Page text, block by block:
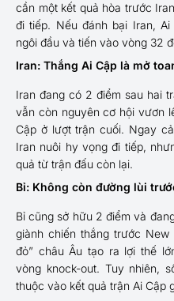
cần một kết quả hòa trước
đi tiếp. Nếu đánh bại Iran,
ngôi đầu và tiến vào vòng 32
Iran: Thắng Ai Cập là mở
Iran đang có 2 điểm sau hai
vẫn còn nguyên cơ hội vươn
Cập ở lượt trận cuối. Ngay
Iran nuôi hy vọng đi tiếp,
quả từ trận đấu còn lại.
Bỉ: Không còn đường lùi
Bỉ cũng sở hữu 2 điểm và
giành chiến thắng trước New
đỏ” châu Âu tạo ra lợi thế
vòng knock-out. Tuy nhiên,
thuộc vào kết quả trận Ai Cập